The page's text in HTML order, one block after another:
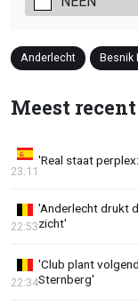
Anderlecht Besnik
Meest recent
'Real staat
23:11
'Anderlecht drukt
zicht'
22:53
'Club plant
Sternberg'
22:34